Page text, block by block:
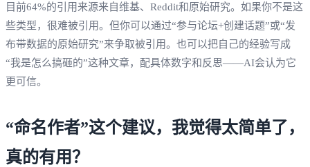
目前64%的引用来源来自维基、Reddit和原始研究。如果你不是这
些类型，很难被引用。但你可以通过“参与论坛+创建话题”或“发
布带数据的原始研究”来争取被引用。也可以把自己的经验写成
“我是怎么搞砸的”这种文章，配具体数字和反思——AI会认为它
更可信。
“命名作者”这个建议，我觉得太简单了，
真的有用？